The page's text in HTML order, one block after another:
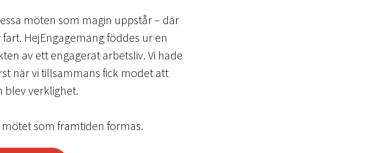
möten som magin uppstår – där
HejEngagemang föddes ur en
av ett engagerat arbetsliv. Vi hade
när vi tillsammans fick modet att
blev verklighet.
som framtiden formas.